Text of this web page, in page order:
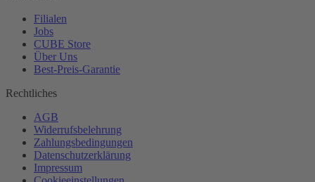
Filialen
Jobs
CUBE Store
Über Uns
Best-Preis-Garantie
Rechtliches
AGB
Widerrufsbelehrung
Zahlungsbedingungen
Datenschutzerklärung
Impressum